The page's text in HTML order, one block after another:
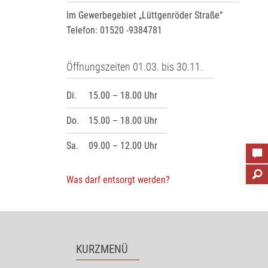
Im Gewerbegebiet „Lüttgenröder Straße“
Telefon: 01520 -9384781
Öffnungszeiten 01.03. bis 30.11.
Di. 15.00 – 18.00 Uhr
Do. 15.00 – 18.00 Uhr
Sa. 09.00 – 12.00 Uhr
Was darf entsorgt werden?
KURZMENÜ